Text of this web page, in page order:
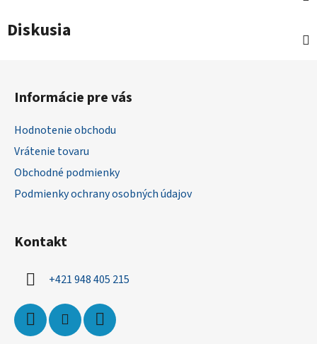
Diskusia
Informácie pre vás
Hodnotenie obchodu
Vrátenie tovaru
Obchodné podmienky
Podmienky ochrany osobných údajov
Kontakt
+421 948 405 215